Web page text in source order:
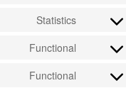
Statistics
Functional
Functional